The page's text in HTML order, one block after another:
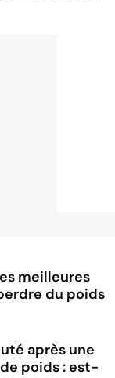
meilleures
du poids
après une
poids : est-